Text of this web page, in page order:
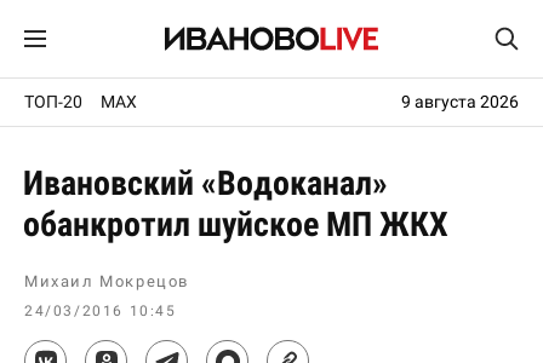
ТОП-20 MAX 9 августа 2026
Ивановский «Водоканал»
обанкротил шуйское МП ЖКХ
Михаил Мокрецов
24/03/2016 10:45